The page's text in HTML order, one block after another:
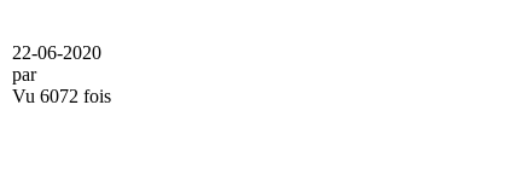
22-06-2020
par
Vu 6072 fois